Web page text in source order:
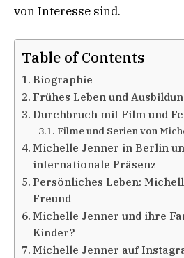
von Interesse sind.
Table of Contents
Biographie
Frühes Leben und
Durchbruch mit Film und
Filme und Serien von
Michelle Jenner in Berlin
internationale Präsenz
Persönliches Leben:
Freund
Michelle Jenner und ihre
Kinder?
Michelle Jenner auf